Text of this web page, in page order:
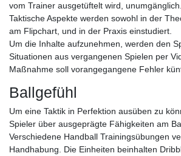
vom Trainer ausgetüftelt wird, unumgänglich.
Taktische Aspekte werden sowohl in der
am Flipchart, und in der Praxis einstudiert.
Um die Inhalte aufzunehmen, werden den
Situationen aus vergangenen Spielen per
Maßnahme soll vorangegangene Fehler
Ballgefühl
Um eine Taktik in Perfektion ausüben zu
Spieler über ausgeprägte Fähigkeiten am
Verschiedene Handball Trainingsübungen
Handhabung. Die Einheiten beinhalten